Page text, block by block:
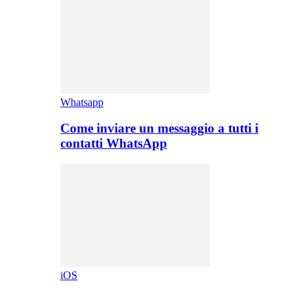
Whatsapp
Come inviare un messaggio a tutti i
contatti WhatsApp
iOS